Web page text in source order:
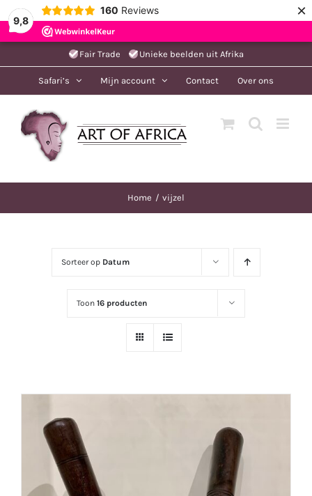
9,8
160 Reviews ×
naar
Fair Trade Unieke beelden uit Afrika
Safari’s Mijn account Contact Over ons
Home vijzel
Sorteer op Datum
Toon16 producten